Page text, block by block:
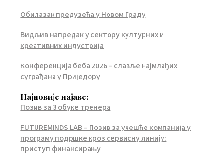
Обилазак предузећа у Новом Граду
Видљив напредак у сектору културних и
креативних индустрија
Конференција беба 2026 – славље најмлађих
суграђана у Приједору
Најновије најаве:
Позив за 3 обуке тренера
FUTUREMINDS LAB – Позив за учешће компанија у
програму подршке кроз сервисну линију:
приступ финансирању